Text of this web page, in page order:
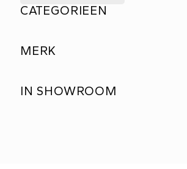
CATEGORIEEN
MERK
IN SHOWROOM